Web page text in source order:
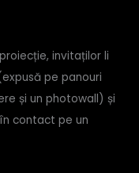
invitaților li
pe panouri
și un photowall) și
contact pe un